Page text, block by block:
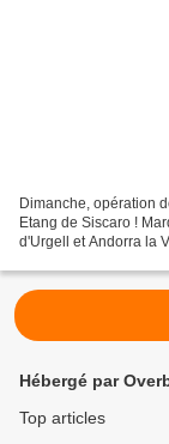
Dimanche, opération
Etang de Siscaro !
d'Urgell et Andorra la Vella .
Hébergé par
Top articles